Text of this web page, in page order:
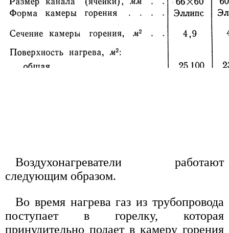
Воздухонагреватели работают
следующим образом.
Во время нагрева газ из трубопровода
поступает в горелку, которая
принудительно подает в камеру горения